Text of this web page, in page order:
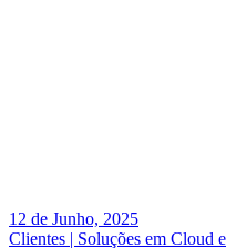
12 de Junho, 2025
Clientes | Soluções em Cloud